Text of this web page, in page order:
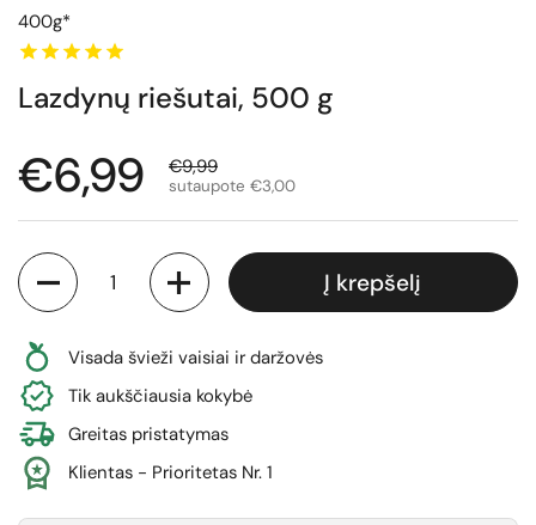
400g*
Lazdynų riešutai, 500 g
Normali kaina
€6,99 Išpardavimo kaina
€9,99
sutaupote €3,00
Kiekis
Į krepšelį
Visada švieži vaisiai ir daržovės
Tik aukščiausia kokybė
Greitas pristatymas
Klientas - Prioritetas Nr. 1